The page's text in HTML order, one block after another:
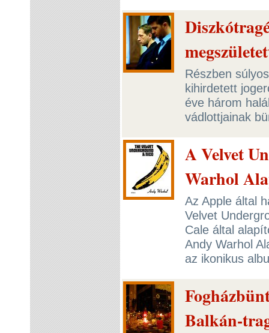
Részben
kihirdetett
éve három
vádlottjainak
A Velvet
Warhol
Az Apple által
Velvet
Cale által
Andy Warhol
az ikonikus
Balkán-